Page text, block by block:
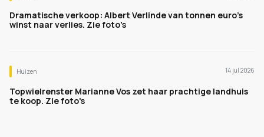
Dramatische verkoop: Albert Verlinde van tonnen euro's
winst naar verlies. Zie foto's
Huizen 14 jul 2026
Topwielrenster Marianne Vos zet haar prachtige landhuis
te koop. Zie foto's